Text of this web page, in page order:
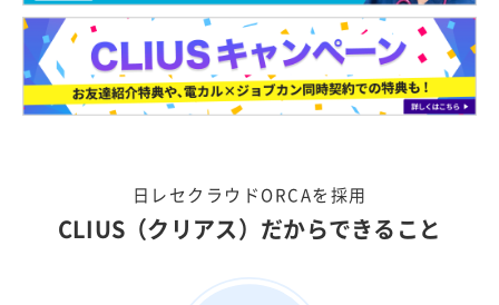
日レセクラウドORCAを採用
CLIUS（クリアス）だからできること